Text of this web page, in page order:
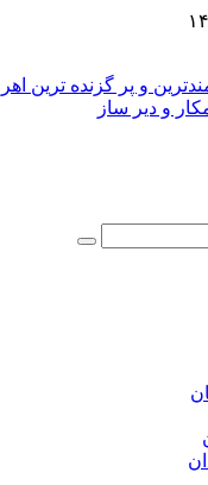
و پر گزنده ترین
و دیر ساز
جستجو